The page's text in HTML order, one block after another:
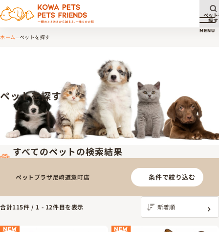
メ
MENU
ペッ
探す
ホーム ペットを探す
ペットを探す
すべてのペットの検索結果
ペットプラザ尼崎道意町店 条件で絞り込む
合計115件 / 1 - 12件目を表示
NEW NEW